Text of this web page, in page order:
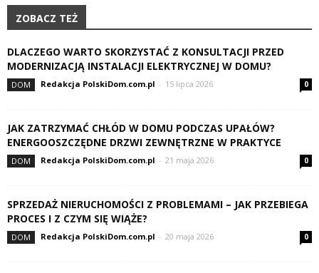
ZOBACZ TEŻ
DLACZEGO WARTO SKORZYSTAĆ Z KONSULTACJI PRZED
MODERNIZACJĄ INSTALACJI ELEKTRYCZNEJ W DOMU?
DOM Redakcja PolskiDom.com.pl - 15 lipca 2026 0
JAK ZATRZYMAĆ CHŁÓD W DOMU PODCZAS UPAŁÓW?
ENERGOOSZCZĘDNE DRZWI ZEWNĘTRZNE W PRAKTYCE
DOM Redakcja PolskiDom.com.pl - 21 maja 2026 0
SPRZEDAŻ NIERUCHOMOŚCI Z PROBLEMAMI – JAK PRZEBIEGA
PROCES I Z CZYM SIĘ WIĄŻE?
DOM Redakcja PolskiDom.com.pl - 20 maja 2026 0